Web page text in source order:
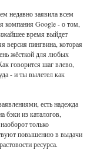
недавно заявила всем
компания Google - о том,
время выйдет
версия пингвина, которая
жёсткой для любых
говорится шаг влево,
- и ты вылетел как
есть надежда
бэки из каталогов,
только
повышению в выдачи
ресурса.